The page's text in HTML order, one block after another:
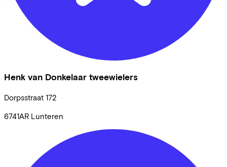
Henk van Donkelaar tweewielers
Dorpsstraat 172
6741AR Lunteren